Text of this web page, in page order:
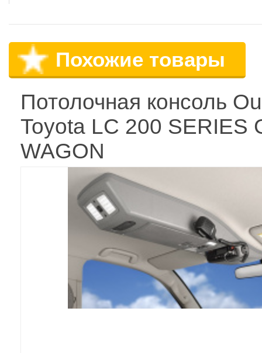
Похожие товары
Потолочная консоль
Toyota LC 200 SERIES
WAGON